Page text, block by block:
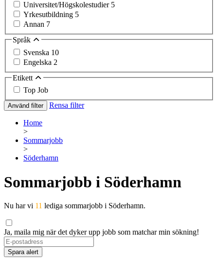
Universitet/Högskolestudier 5
Yrkesutbildning 5
Annan 7
Språk
Svenska 10
Engelska 2
Etikett
Top Job
Använd filter Rensa filter
Home
>
Sommarjobb
>
Söderhamn
Sommarjobb i Söderhamn
Nu har vi 11 lediga sommarjobb i Söderhamn.
Ja, maila mig när det dyker upp jobb som matchar min sökning!
Spara alert